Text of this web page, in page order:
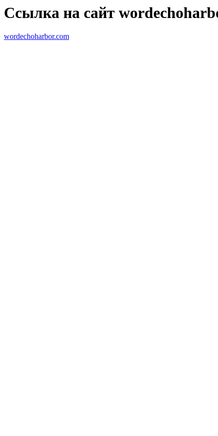
Ссылка на сайт
wordechoharbor.com